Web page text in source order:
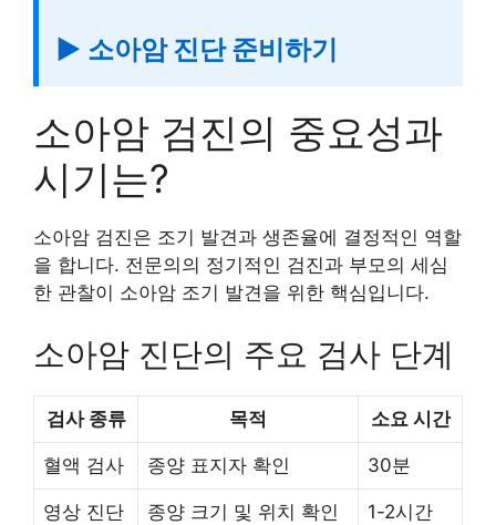
▶ 소아암 진단 준비하기
소아암 검진의 중요성과
시기는?
소아암 검진은 조기 발견과 생존율에 결정적인 역할
을 합니다. 전문의의 정기적인 검진과 부모의 세심
한 관찰이 소아암 조기 발견을 위한 핵심입니다.
소아암 진단의 주요 검사 단계
검사 종류 목적 소요 시간
혈액 검사 종양 표지자 확인 30분
영상 진단 종양 크기 및 위치 확인 1-2시간